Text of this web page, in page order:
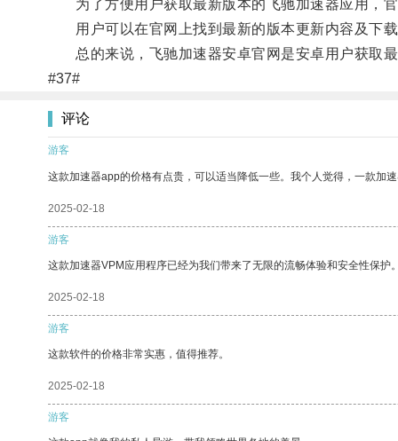
为了方便用户获取最新版本的飞驰加速器应用，
用户可以在官网上找到最新的版本更新内容及下载
总的来说，飞驰加速器安卓官网是安卓用户获取最
#37#
评论
游客
这款加速器app的价格有点贵，可以适当降低一些。我个人觉得，一款加
2025-02-18
游客
这款加速器VPM应用程序已经为我们带来了无限的流畅体验和安全性保护
2025-02-18
游客
这款软件的价格非常实惠，值得推荐。
2025-02-18
游客